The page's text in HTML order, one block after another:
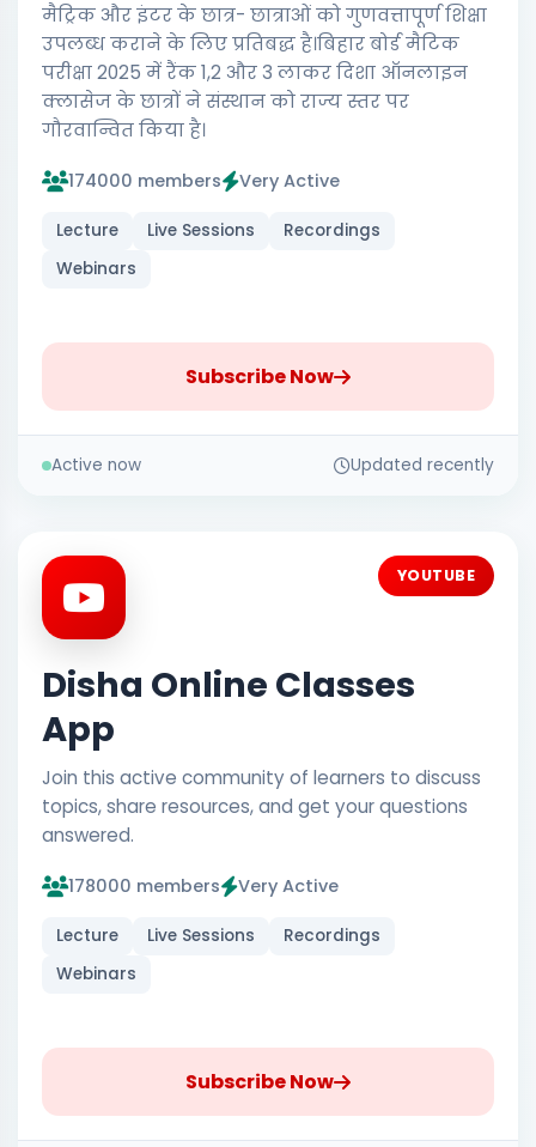
मैट्रिक और इंटर के छात्र- छात्राओं को गुणवत्तापूर्ण शिक्षा
उपलब्ध कराने के लिए प्रतिबद्ध है।बिहार बोर्ड मैटिक
परीक्षा 2025 में रैंक 1,2 और 3 लाकर दिशा ऑनलाइन
क्लासेज के छात्रों ने संस्थान को राज्य स्तर पर
गौरवान्वित किया है।
174000 members Very Active
Lecture Live Sessions
Recordings
Webinars
Subscribe Now
Active now Updated recently
YOUTUBE
Disha Online Classes
App
Join this active community of learners to discuss
topics, share resources, and get your questions
answered.
178000 members Very Active
Lecture Live Sessions
Recordings
Webinars
Subscribe Now